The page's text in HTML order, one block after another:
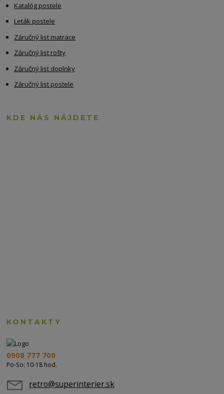
Katalóg postele
Leták postele
Záručný list matrace
Záručný list rošty
Záručný list doplnky
Záručný list postele
KDE NÁS NÁJDETE
KONTAKTY
0908 777 700
Po-So: 10-18 hod.
retro@superinterier.sk